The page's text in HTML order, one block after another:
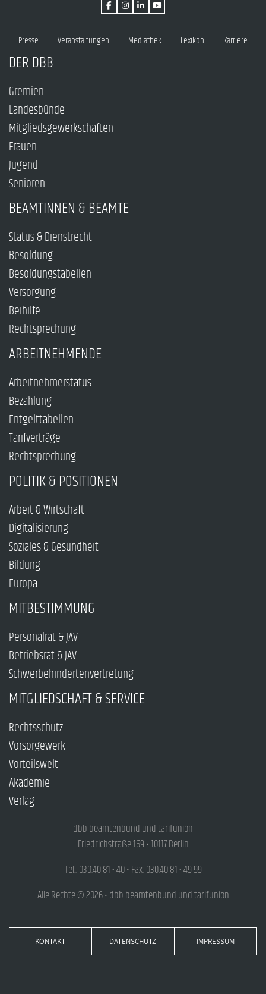
Presse Veranstaltungen Mediathek Lexikon Karriere
DER DBB
Gremien
Landesbünde
Mitgliedsgewerkschaften
Frauen
Jugend
Senioren
BEAMTINNEN & BEAMTE
Status & Dienstrecht
Besoldung
Besoldungstabellen
Versorgung
Beihilfe
Rechtsprechung
ARBEITNEHMENDE
Arbeitnehmerstatus
Bezahlung
Entgelttabellen
Tarifverträge
Rechtsprechung
POLITIK & POSITIONEN
Arbeit & Wirtschaft
Digitalisierung
Soziales & Gesundheit
Bildung
Europa
MITBESTIMMUNG
Personalrat & JAV
Betriebsrat & JAV
Schwerbehindertenvertretung
MITGLIEDSCHAFT & SERVICE
Rechtsschutz
Vorsorgewerk
Vorteilswelt
Akademie
Verlag
dbb beamtenbund und tarifunion
Friedrichstraße 169 • 10117 Berlin
Tel.: 030.40 81 - 40 • Fax: 030.40 81 - 49 99
Alle Rechte © 2026 • dbb beamtenbund und tarifunion
KONTAKT DATENSCHUTZ IMPRESSUM